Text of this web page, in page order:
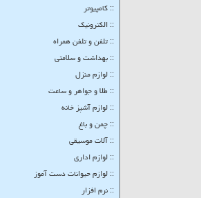
:: کامپیوتر
:: الکترونیک
:: تلفن و تلفن همراه
:: بهداشت و سلامتی
:: لوازم منزل
:: طلا و جواهر و ساعت
:: لوازم آشپز خانه
:: چمن و باغ
:: آلات موسیقی
:: لوازم اداری
:: لوازم حیوانات دست آموز
:: نرم افزار